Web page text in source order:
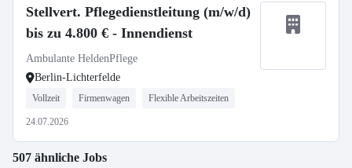
Stellvert. Pflegedienstleitung (m/w/d)
bis zu 4.800 € - Innendienst
Ambulante HeldenPflege
Berlin-Lichterfelde
Vollzeit Firmenwagen Flexible Arbeitszeiten
24.07.2026
507 ähnliche Jobs